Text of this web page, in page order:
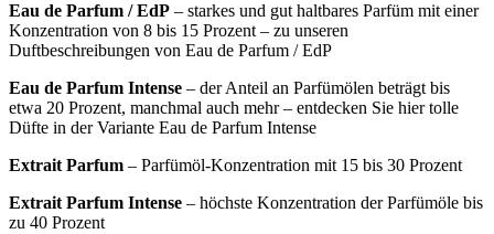
Eau de Parfum / EdP – starkes und gut haltbares Parfüm mit einer
Konzentration von 8 bis 15 Prozent – zu unseren
Duftbeschreibungen von Eau de Parfum / EdP
Eau de Parfum Intense – der Anteil an Parfümölen beträgt bis
etwa 20 Prozent, manchmal auch mehr – entdecken Sie hier tolle
Düfte in der Variante Eau de Parfum Intense
Extrait Parfum – Parfümöl-Konzentration mit 15 bis 30 Prozent
Extrait Parfum Intense – höchste Konzentration der Parfümöle bis
zu 40 Prozent